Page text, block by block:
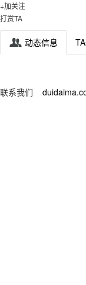
+加关注
打赏TA
 动态信息
联系我们